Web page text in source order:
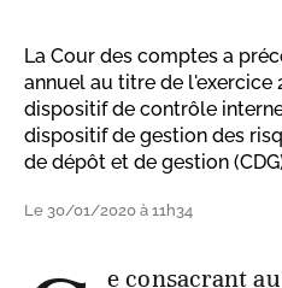
La Cour des comptes a
annuel au titre de l'exercice
dispositif de contrôle
dispositif de gestion des
de dépôt et de gestion
Le 30/01/2020 à 11h34
e consacrant